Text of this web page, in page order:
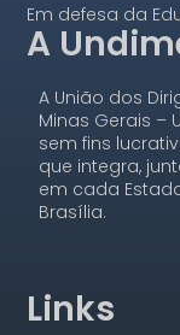
Em defesa da
A
A União dos
Minas Gerais –
sem fins
que integra,
em cada
Brasília.
Links